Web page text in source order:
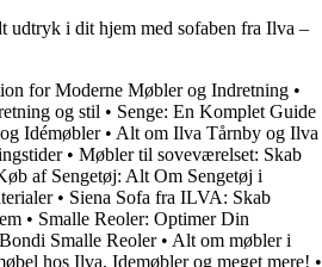
udtryk i dit hjem med sofaben fra Ilva –
for Moderne Møbler og Indretning •
og stil • Senge: En Komplet Guide
Idémøbler• Alt om Ilva Tårnby og Ilva
• Møbler til soveværelset: Skab
af Sengetøj: Alt Om Sengetøj i
• Siena Sofa fra ILVA: Skab
• Smalle Reoler: Optimer Din
Smalle Reoler• Alt om møbler i
hos Ilva, Idemøbler og meget mere! •